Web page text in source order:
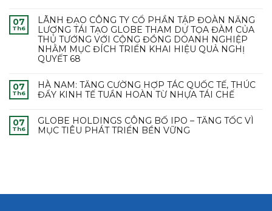
07
Th6
LÃNH ĐẠO CÔNG TY CỔ PHẦN TẬP ĐOÀN NĂNG
LƯỢNG TÁI TẠO GLOBE THAM DỰ TỌA ĐÀM CỦA
THỦ TƯỚNG VỚI CỘNG ĐỒNG DOANH NGHIỆP
NHẰM MỤC ĐÍCH TRIỂN KHAI HIỆU QUẢ NGHỊ
QUYẾT 68
07
Th6
HÀ NAM: TĂNG CƯỜNG HỢP TÁC QUỐC TẾ, THÚC
ĐẨY KINH TẾ TUẦN HOÀN TỪ NHỰA TÁI CHẾ
07
Th6
GLOBE HOLDINGS CÔNG BỐ IPO – TĂNG TỐC VÌ
MỤC TIÊU PHÁT TRIỂN BỀN VỮNG